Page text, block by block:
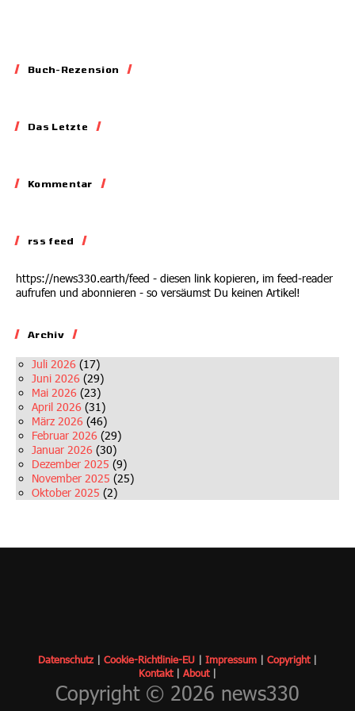
Buch-Rezension
Das Letzte
Kommentar
rss feed
https://news330.earth/feed - diesen link kopieren, im feed-reader
aufrufen und abonnieren - so versäumst Du keinen Artikel!
Archiv
Juli 2026 (17)
Juni 2026 (29)
Mai 2026 (23)
April 2026 (31)
März 2026 (46)
Februar 2026 (29)
Januar 2026 (30)
Dezember 2025 (9)
November 2025 (25)
Oktober 2025 (2)
Datenschutz | Cookie-Richtlinie-EU | Impressum | Copyright|
Kontakt| About|
Copyright © 2026 news330